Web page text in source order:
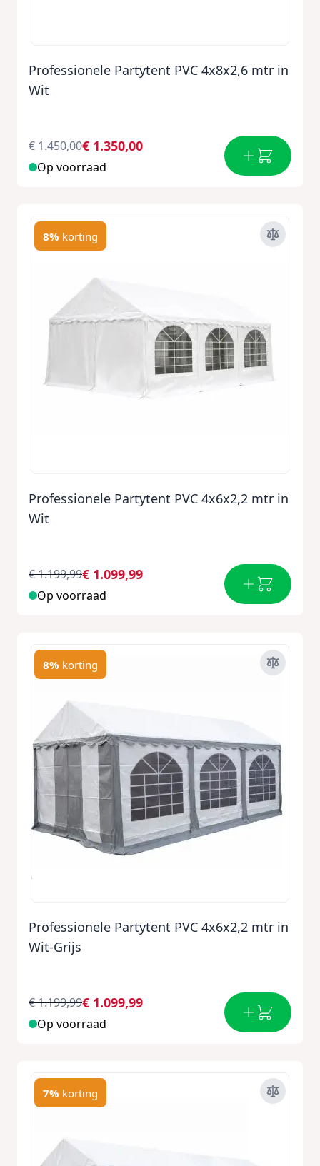
Professionele Partytent PVC 4x8x2,6 mtr in
Wit
€ 1.350,00
€ 1.450,00
Op voorraad
8% korting
Professionele Partytent PVC 4x6x2,2 mtr in
Wit
€ 1.099,99
€ 1.199,99
Op voorraad
8% korting
Professionele Partytent PVC 4x6x2,2 mtr in
Wit-Grijs
€ 1.099,99
€ 1.199,99
Op voorraad
7% korting